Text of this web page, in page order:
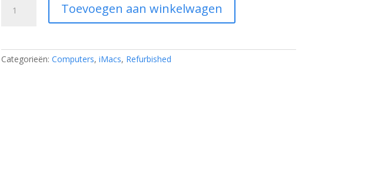
Imac
Toevoegen aan winkelwagen
Categorieën: Computers, iMacs, Refurbished